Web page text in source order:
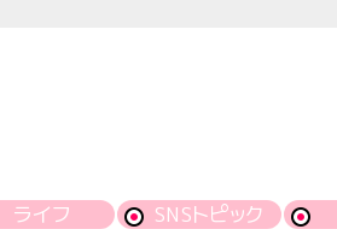
ライフ SNSトピック